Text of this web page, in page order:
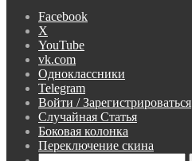
Facebook
X
YouTube
vk.com
Одноклассники
Telegram
Войти / Зарегистрироваться
Случайная Статья
Боковая колонка
Переключение скина